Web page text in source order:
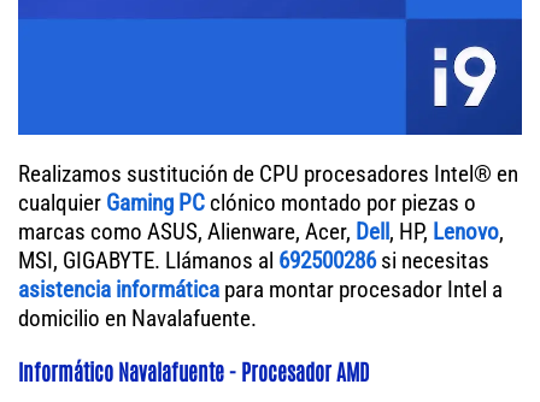
Realizamos sustitución de CPU procesadores Intel® en
cualquier Gaming PC clónico montado por piezas o
marcas como ASUS, Alienware, Acer, Dell, HP, Lenovo,
MSI, GIGABYTE. Llámanos al 692500286si necesitas
asistencia informática para montar procesador Intel a
domicilio en Navalafuente.
Informático Navalafuente - Procesador AMD